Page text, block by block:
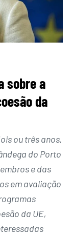
sobre a
da
ou três anos,
do Porto
e das
em avaliação
da UE,